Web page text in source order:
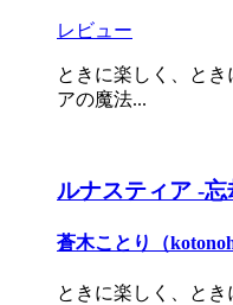
レビュー
ときに楽しく、と
アの魔法...
ルナスティア -
蒼木ことり（
ときに楽しく、と